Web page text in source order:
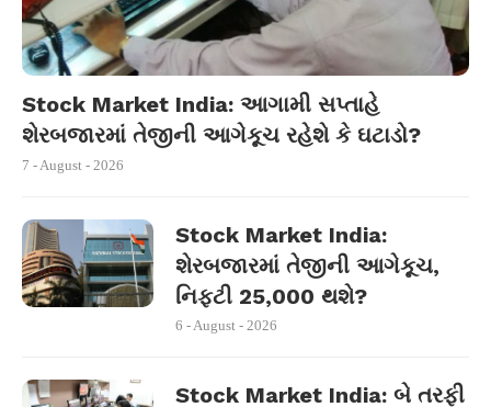
Stock Market India: આગામી સપ્તાહે
શેરબજારમાં તેજીની આગેકૂચ રહેશે કે ઘટાડો?
7 - August - 2026
Stock Market India:
શેરબજારમાં તેજીની આગેકૂચ,
નિફ્ટી 25,000 થશે?
6 - August - 2026
Stock Market India: બે તરફી